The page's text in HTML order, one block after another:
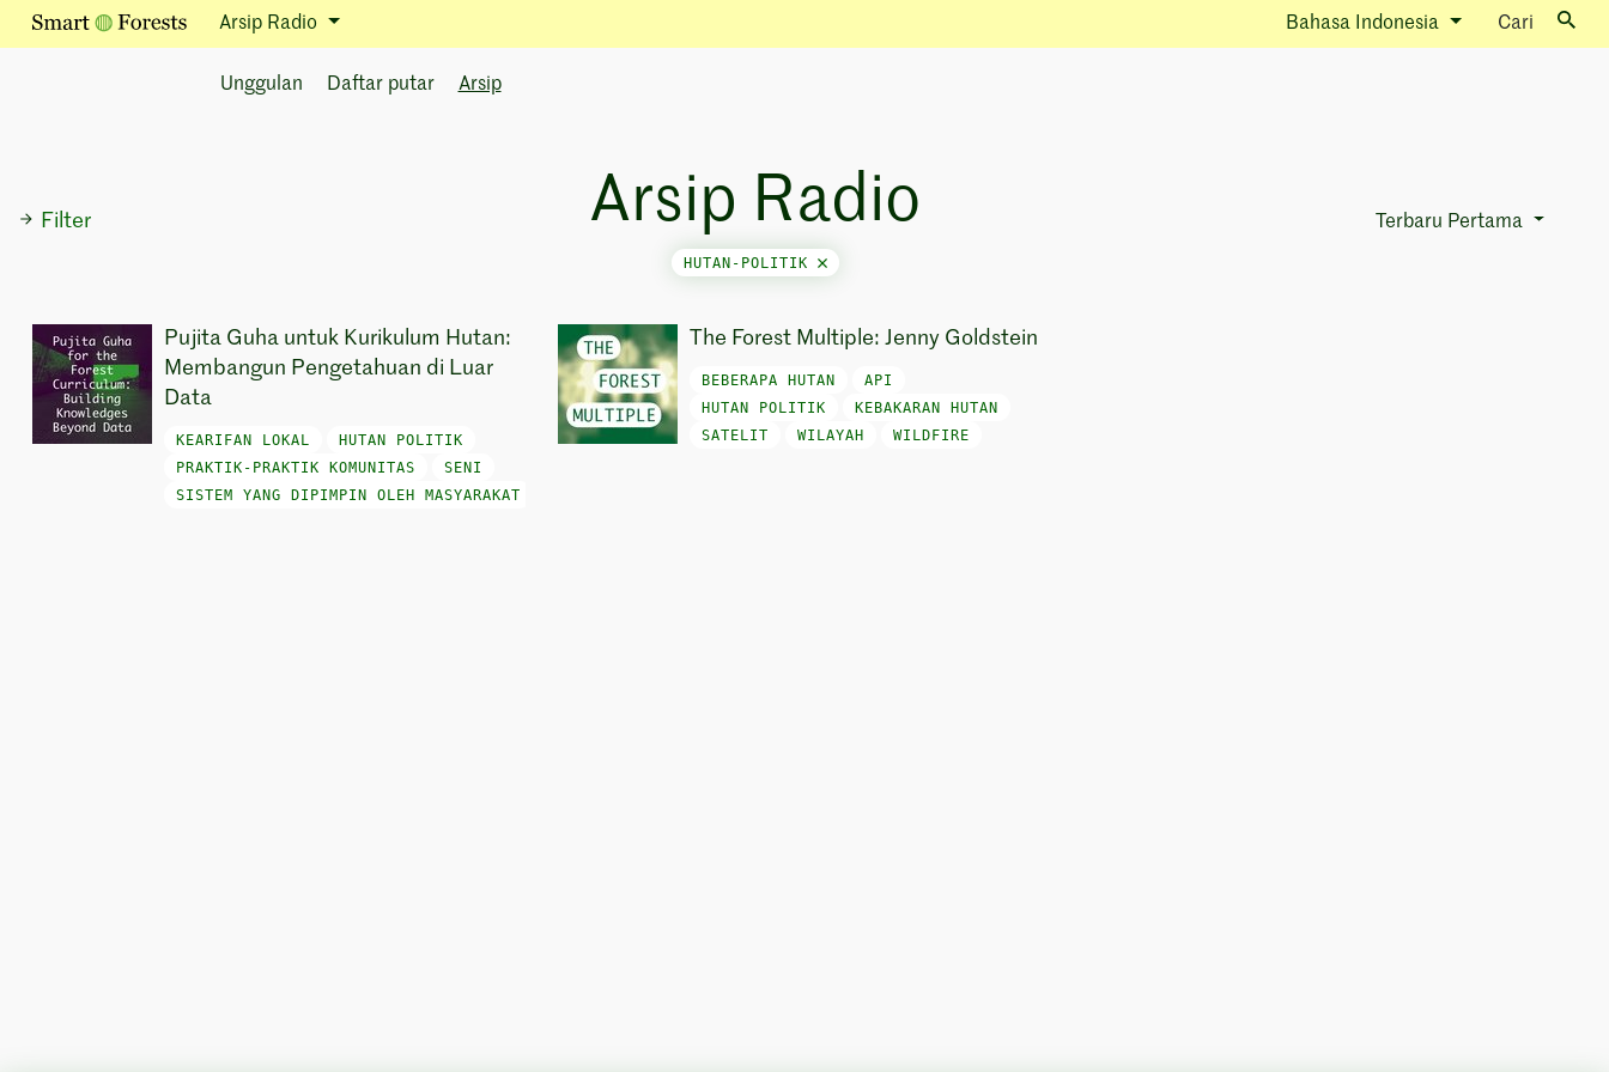
Arsip Radio Bahasa Indonesia Cari
Unggulan Daftar putar Arsip
Filter Arsip Radio
HUTAN-POLITIK
Terbaru Pertama
Pujita Guha untuk Kurikulum Hutan:
Membangun Pengetahuan di Luar
Data
KEARIFAN LOKAL
HUTAN POLITIK
PRAKTIK-PRAKTIK KOMUNITAS
SENI
SISTEM YANG DIPIMPIN OLEH MASYARAKAT
The Forest Multiple: Jenny Goldstein
BEBERAPA HUTAN
API
HUTAN POLITIK
KEBAKARAN HUTAN
SATELIT
WILAYAH WILDFIRE